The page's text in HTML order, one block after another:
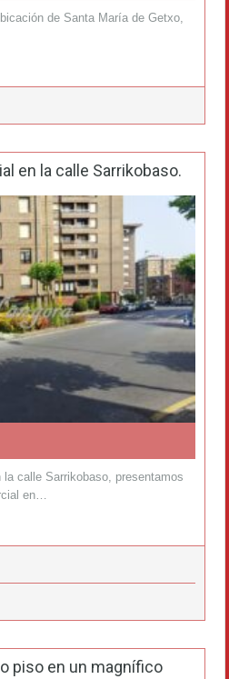
de Santa María de Getxo,
en la calle Sarrikobaso.
calle Sarrikobaso, presentamos
en…
piso en un magnífico